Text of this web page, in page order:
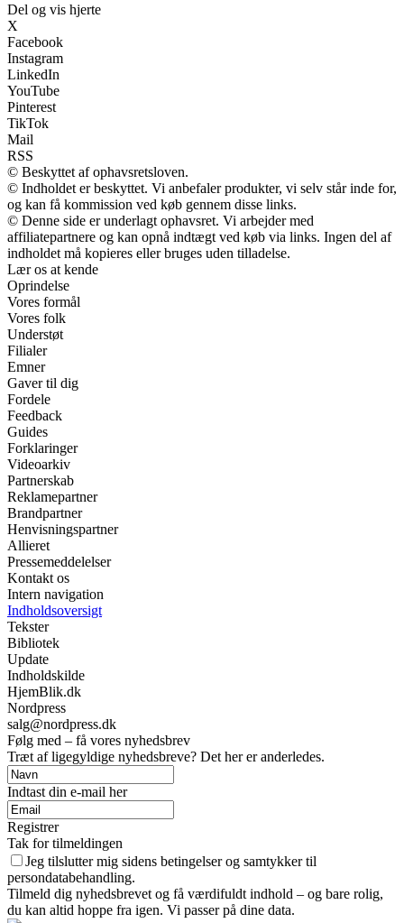
Del og vis hjerte
X
Facebook
Instagram
LinkedIn
YouTube
Pinterest
TikTok
Mail
RSS
© Beskyttet af ophavsretsloven.
© Indholdet er beskyttet. Vi anbefaler produkter, vi selv står inde for,
og kan få kommission ved køb gennem disse links.
© Denne side er underlagt ophavsret. Vi arbejder med
affiliatepartnere og kan opnå indtægt ved køb via links. Ingen del af
indholdet må kopieres eller bruges uden tilladelse.
Lær os at kende
Oprindelse
Vores formål
Vores folk
Understøt
Filialer
Emner
Gaver til dig
Fordele
Feedback
Guides
Forklaringer
Videoarkiv
Partnerskab
Reklamepartner
Brandpartner
Henvisningspartner
Allieret
Pressemeddelelser
Kontakt os
Intern navigation
Indholdsoversigt
Tekster
Bibliotek
Update
Indholdskilde
HjemBlik.dk
Nordpress
salg@nordpress.dk
Følg med – få vores nyhedsbrev
Træt af ligegyldige nyhedsbreve? Det her er anderledes.
Indtast din e-mail her
Registrer
Tak for tilmeldingen
Jeg tilslutter mig sidens betingelser og samtykker til
persondatabehandling.
Tilmeld dig nyhedsbrevet og få værdifuldt indhold – og bare rolig,
du kan altid hoppe fra igen. Vi passer på dine data.